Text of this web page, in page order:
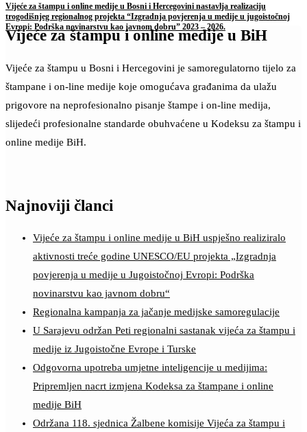
Vijeće za štampu i online medije u Bosni i Hercegovini nastavlja realizaciju
trogodišnjeg regionalnog projekta “Izgradnja povjerenja u medije u jugoistočnoj
Evropi: Podrška novinarstvu kao javnom dobru” 2023 – 2026.
Vijeće za štampu i online medije u BiH
Vijeće za štampu u Bosni i Hercegovini je samoregulatorno tijelo za
štampane i on-line medije koje omogućava građanima da ulažu
prigovore na neprofesionalno pisanje štampe i on-line medija,
slijedeći profesionalne standarde obuhvaćene u Kodeksu za štampu i
online medije BiH.
Najnoviji članci
Vijeće za štampu i online medije u BiH uspješno realiziralo
aktivnosti treće godine UNESCO/EU projekta „Izgradnja
povjerenja u medije u Jugoistočnoj Evropi: Podrška
novinarstvu kao javnom dobru“
Regionalna kampanja za jačanje medijske samoregulacije
U Sarajevu održan Peti regionalni sastanak vijeća za štampu i
medije iz Jugoistočne Evrope i Turske
Odgovorna upotreba umjetne inteligencije u medijima:
Pripremljen nacrt izmjena Kodeksa za štampane i online
medije BiH
Održana 118. sjednica Žalbene komisije Vijeća za štampu i